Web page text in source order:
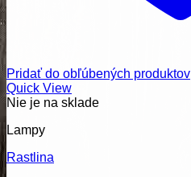
Pridať do obľúbených produktov
Quick View
Nie je na sklade
Lampy
Rastlina